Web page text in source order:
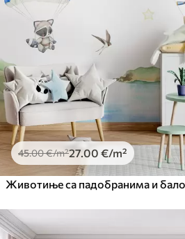
45.00€/m²27.00 €/m²